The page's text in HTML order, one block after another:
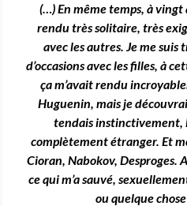
(…) En même temps, à vingt
rendu très solitaire, très
avec les autres. Je me suis
d’occasions avec les filles, à
ça m’avait rendu
Huguenin, mais je
tendais instinctivement,
complètement étranger. Et
Cioran, Nabokov, Desproges.
ce qui m’a sauvé,
ou quelque